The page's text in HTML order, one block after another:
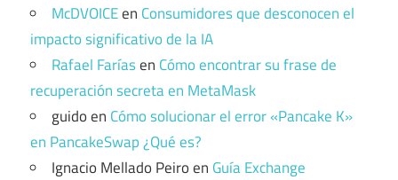
McDVOICEen Consumidores que desconocen el
impacto significativo de la IA
Rafael Faríasen Cómo encontrar su frase de
recuperación secreta en MetaMask
guidoen Cómo solucionar el error «Pancake K»
en PancakeSwap ¿Qué es?
Ignacio Mellado Peiroen Guía Exchange